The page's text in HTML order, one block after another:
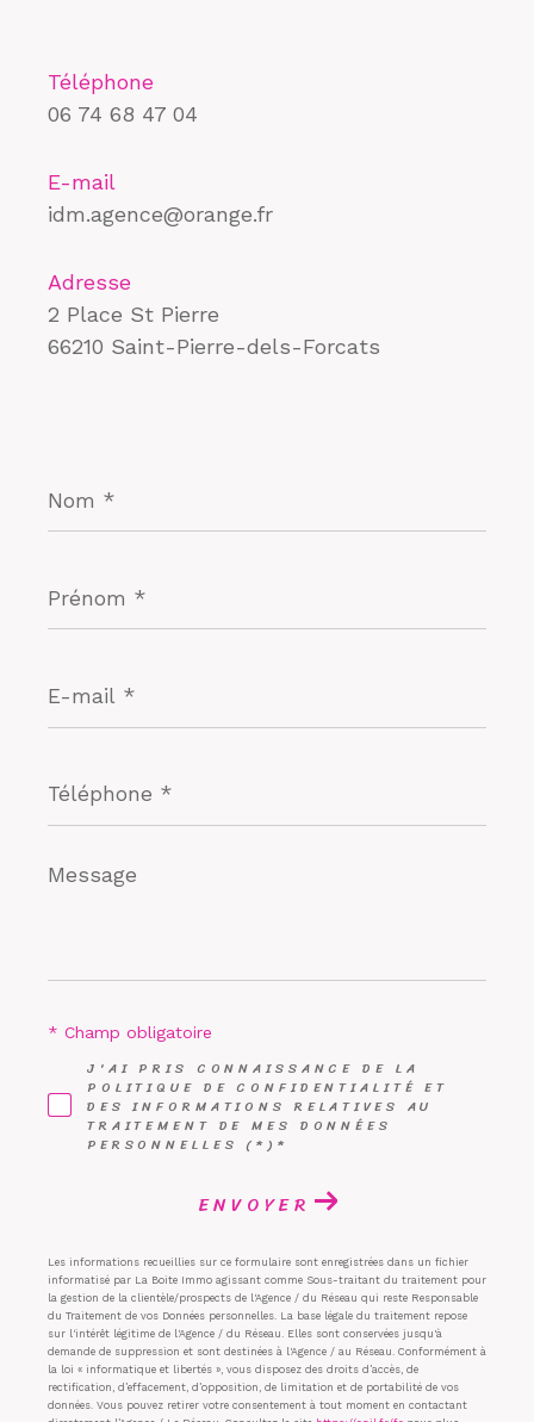
Téléphone
06 74 68 47 04
E-mail
idm.agence@orange.fr
Adresse
2 Place St Pierre
66210 Saint-Pierre-dels-Forcats
*
*
mail
*
*
Message
*
J'AI PRIS CONNAISSANCE DE LA
POLITIQUE DE CONFIDENTIALITÉ ET
DES INFORMATIONS RELATIVES AU
TRAITEMENT DE MES DONNÉES
PERSONNELLES (*)*
* Champ obligatoire
ENVOYER
Les informations recueillies sur ce formulaire sont enregistrées dans un fichier
informatisé par La Boite Immo agissant comme Sous-traitant du traitement pour
la gestion de la clientèle/prospects de l'Agence / du Réseau qui reste Responsable
du Traitement de vos Données personnelles. La base légale du traitement repose
sur l'intérêt légitime de l'Agence / du Réseau. Elles sont conservées jusqu'à
demande de suppression et sont destinées à l'Agence / au Réseau. Conformément à
la loi « informatique et libertés », vous disposez des droits d’accès, de
rectification, d’effacement, d’opposition, de limitation et de portabilité de vos
données. Vous pouvez retirer votre consentement à tout moment en contactant